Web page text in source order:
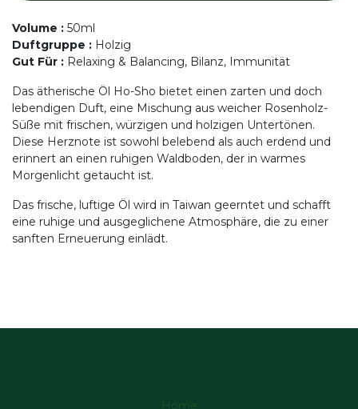
Volume : 50ml
Duftgruppe : Holzig
Gut Für : Relaxing & Balancing, Bilanz, Immunität
Das ätherische Öl Ho-Sho bietet einen zarten und doch
lebendigen Duft, eine Mischung aus weicher Rosenholz-
Süße mit frischen, würzigen und holzigen Untertönen.
Diese Herznote ist sowohl belebend als auch erdend und
erinnert an einen ruhigen Waldboden, der in warmes
Morgenlicht getaucht ist.
Das frische, luftige Öl wird in Taiwan geerntet und schafft
eine ruhige und ausgeglichene Atmosphäre, die zu einer
sanften Erneuerung einlädt.
Home